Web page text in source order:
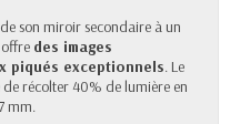
son miroir secondaire à un
des images
piqués exceptionnels. Le
récolter 40% de lumière en
mm.